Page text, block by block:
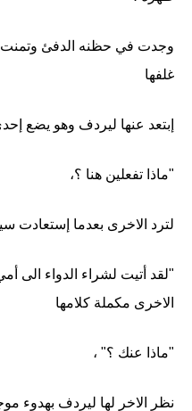
وجدت في حظنه الدفئ وتمنت
غلفها
إبتعد عنها ليردف وهو يضع
"ماذا تفعلين هنا ؟،
لترد الاخرى بعدما إستعادت
"لقد أتيت لشراء الدواء الى
الاخرى مكملة كلامها
"ماذا عنك ؟" ،
نظر الاخر لها ليردف بهدوء